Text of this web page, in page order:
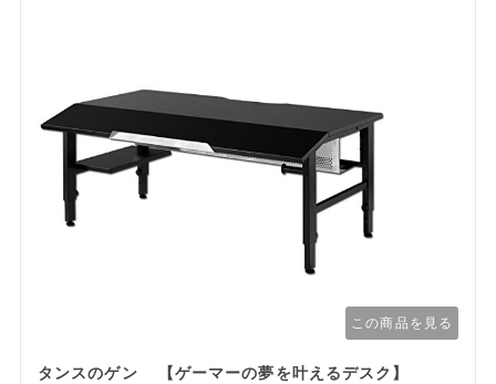
この商品を見る
タンスのゲン 【ゲーマーの夢を叶えるデスク】